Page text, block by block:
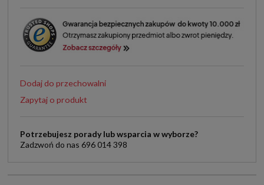
Dodaj do przechowalni
Zapytaj o produkt
Potrzebujesz porady lub wsparcia w wyborze?
Zadzwoń do nas 696 014 398